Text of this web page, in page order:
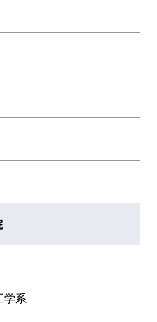
コース
ギー・情報コース
情報卓越コース
命コース
ギーコース
ジニアリングデザイン
ム制御コース
ギーコース
ギー・情報コース
エンジニアリングコ
信コース
ニアリングデザイン
学コース
ニアリングデザイン
ギーコース
学コース
系
工学コース
エンジニアリングコ
コース
学系